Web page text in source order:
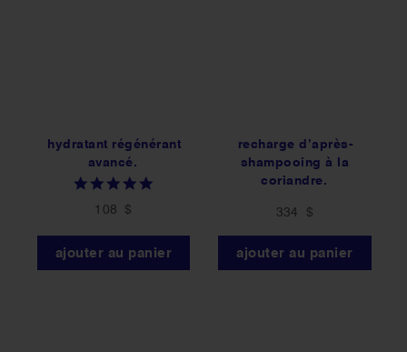
hydratant régénérant
avancé.
108 $
ajouter au panier
recharge d’après-
shampooing à la
coriandre.
334 $
ajouter au panier